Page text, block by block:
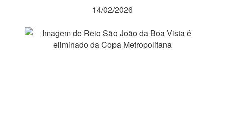
14/02/2026